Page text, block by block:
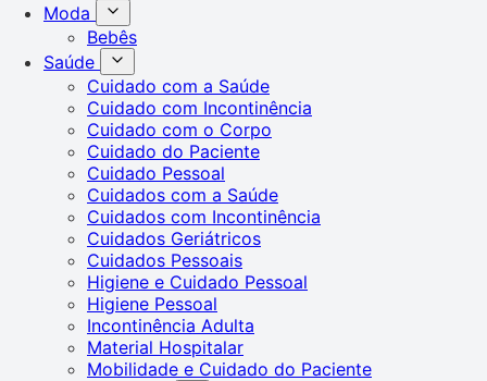
Moda
Bebês
Saúde
Cuidado com a Saúde
Cuidado com Incontinência
Cuidado com o Corpo
Cuidado do Paciente
Cuidado Pessoal
Cuidados com a Saúde
Cuidados com Incontinência
Cuidados Geriátricos
Cuidados Pessoais
Higiene e Cuidado Pessoal
Higiene Pessoal
Incontinência Adulta
Material Hospitalar
Mobilidade e Cuidado do Paciente